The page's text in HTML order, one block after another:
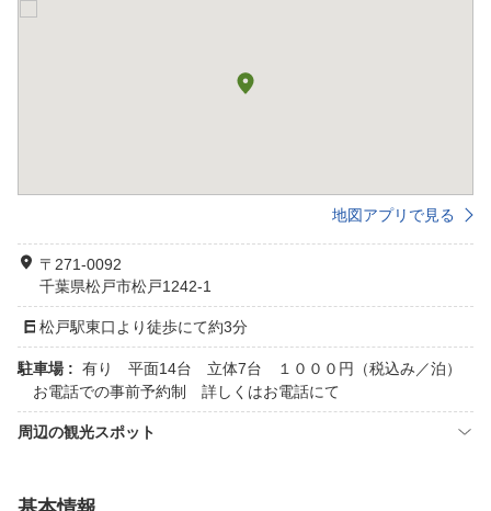
地図アプリで見る
〒271-0092
千葉県松戸市松戸1242-1
松戸駅東口より徒歩にて約3分
駐車場 : 有り 平面14台 立体7台 １０００円（税込み／泊）
お電話での事前予約制 詳しくはお電話にて
周辺の観光スポット